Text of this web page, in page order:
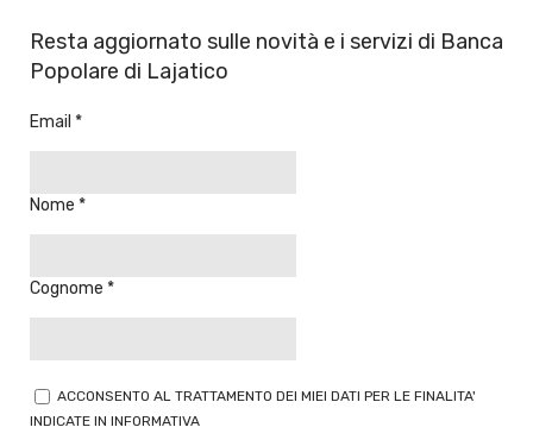
Resta aggiornato sulle novità e i servizi di Banca
Popolare di Lajatico
Email
Nome
Cognome
ACCONSENTO AL TRATTAMENTO DEI MIEI DATI PER LE FINALITA'
INDICATE IN INFORMATIVA